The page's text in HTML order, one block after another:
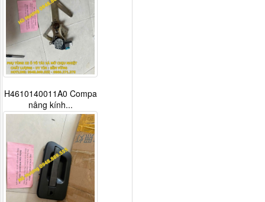
H4610140011A0 Compa
nâng kính...